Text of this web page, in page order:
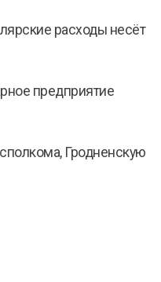
расходы несёт
предприятие
Гродненскую